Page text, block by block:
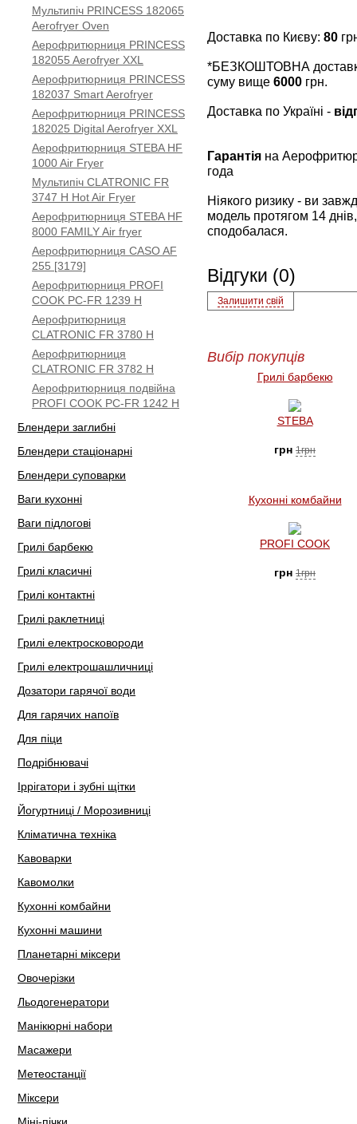
Мультипіч PRINCESS 182065
Aerofryer Oven
Аерофритюрниця PRINCESS
182055 Aerofryer XXL
Аерофритюрниця PRINCESS
182037 Smart Aerofryer
Аерофритюрниця PRINCESS
182025 Digital Aerofryer XXL
Аерофритюрниця STEBA HF
1000 Air Fryer
Мультипіч CLATRONIC FR
3747 H Hot Air Fryer
Аерофритюрниця STEBA HF
8000 FAMILY Air fryer
Аерофритюрниця CASO AF
255 [3179]
Аерофритюрниця PROFI
COOK PC-FR 1239 H
Аерофритюрниця
CLATRONIC FR 3780 H
Аерофритюрниця
CLATRONIC FR 3782 H
Аерофритюрниця подвійна
PROFI COOK PC-FR 1242 H
Блендери заглибні
Блендери стаціонарні
Блендери суповарки
Ваги кухонні
Ваги підлогові
Грилі барбекю
Грилі класичні
Грилі контактні
Грилі раклетниці
Грилі електросковороди
Грилі електрошашличниці
Дозатори гарячої води
Для гарячих напоїв
Для піци
Подрібнювачі
Іррігатори і зубні щітки
Йогуртниці / Морозивниці
Кліматична техніка
Кавоварки
Кавомолки
Кухонні комбайни
Кухонні машини
Планетарні міксери
Овочерізки
Льодогенератори
Манікюрні набори
Масажери
Метеостанції
Міксери
Доставка по Києву: 80
*БЕЗКОШТОВНА
суму вище 6000 грн.
Доставка по Україні -
Гарантія на
года
Ніякого ризику - ви
модель протягом 14
сподобалася.
Відгуки (0)
Залишити свій
Вибір покупців
Грилі барбекю
STEBA
грн 1грн
Кухонні комбайни
PROFI COOK
грн 1грн